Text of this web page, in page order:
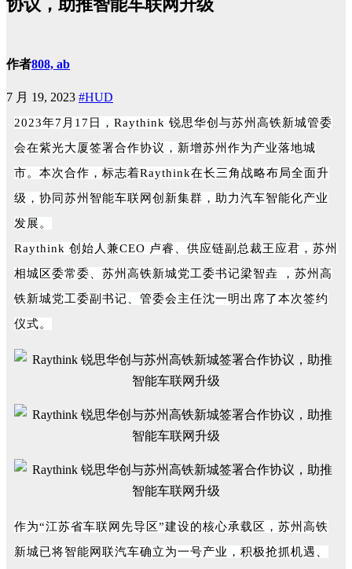
协议，助推智能车联网升级
作者808, ab
7 月 19, 2023 #HUD
2023年7月17日，Raythink 锐思华创与苏州高铁新城管委
会在紫光大厦签署合作协议，新增苏州作为产业落地城
市。本次合作，标志着Raythink在长三角战略布局全面升
级，协同苏州智能车联网创新集群，助力汽车智能化产业
发展。
Raythink 创始人兼CEO 卢睿、供应链副总裁王应君，苏州
相城区委常委、苏州高铁新城党工委书记梁智垚 ，苏州高
铁新城党工委副书记、管委会主任沈一明出席了本次签约
仪式。
作为“江苏省车联网先导区”建设的核心承载区，苏州高铁
新城已将智能网联汽车确立为一号产业，积极抢抓机遇、